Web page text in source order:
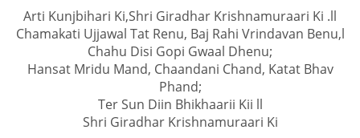
Arti Kunjbihari Ki,Shri Giradhar Krishnamuraari Ki .ll
Chamakati Ujjawal Tat Renu, Baj Rahi Vrindavan Benu,l
Chahu Disi Gopi Gwaal Dhenu;
Hansat Mridu Mand, Chaandani Chand, Katat Bhav
Phand;
Ter Sun Diin Bhikhaarii Kii ll
Shri Giradhar Krishnamuraari Ki